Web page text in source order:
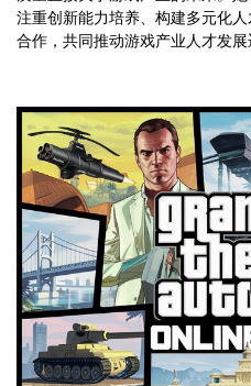
注重创新能力培养、构建多元化
合作，共同推动游戏产业人才发展